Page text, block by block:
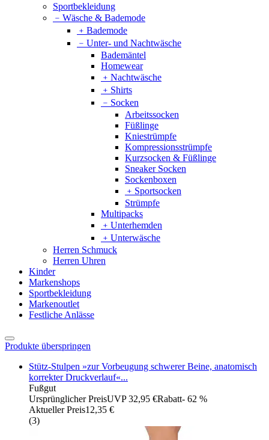
Sportbekleidung
﹣ Wäsche & Bademode
﹢ Bademode
﹣ Unter- und Nachtwäsche
Bademäntel
Homewear
﹢ Nachtwäsche
﹢ Shirts
﹣ Socken
Arbeitssocken
Füßlinge
Kniestrümpfe
Kompressionsstrümpfe
Kurzsocken & Füßlinge
Sneaker Socken
Sockenboxen
﹢ Sportsocken
Strümpfe
Multipacks
﹢ Unterhemden
﹢ Unterwäsche
Herren Schmuck
Herren Uhren
Kinder
Markenshops
Sportbekleidung
Markenoutlet
Festliche Anlässe
Produkte überspringen
Stütz-Stulpen »zur Vorbeugung schwerer Beine, anatomisch
korrekter Druckverlauf«...
Fußgut
Ursprünglicher PreisUVP 32,95 €Rabatt- 62 %
Aktueller Preis12,35 €
(3)